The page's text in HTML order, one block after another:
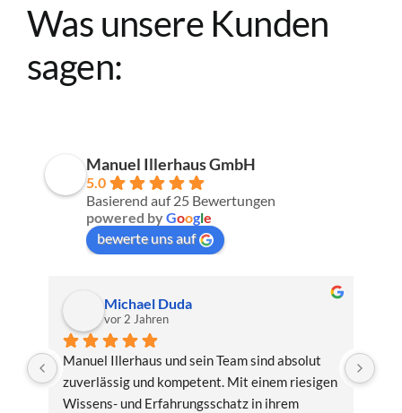
Was unsere Kunden
sagen:
Manuel Illerhaus GmbH
5.0
Basierend auf 25 Bewertungen
powered byGoogle
bewerte uns auf
Michael Duda
vor 2 Jahren
Manuel Illerhaus und sein Team sind absolut
zuverlässig und kompetent. Mit einem riesigen
Wissens- und Erfahrungsschatz in ihrem